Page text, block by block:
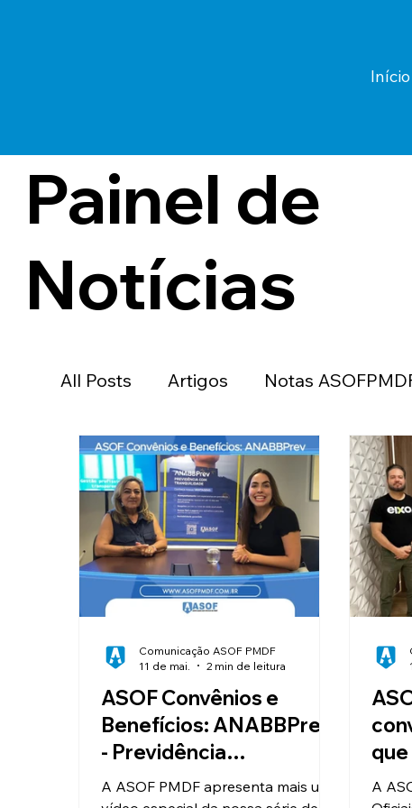
Início
Painel de
Notícias
All Posts Artigos Notas
Clube de Vantagens Educação
Valorização e Reconhecimento
Reajuste Salarial Convênios
ASOF Convênios e
Benefícios: ANABBPrev
- Previdência
Complementar
A ASOF PMDF apresenta mais um
Comunicação ASOF PMDF
11 de mai.
2 min de leitura
A